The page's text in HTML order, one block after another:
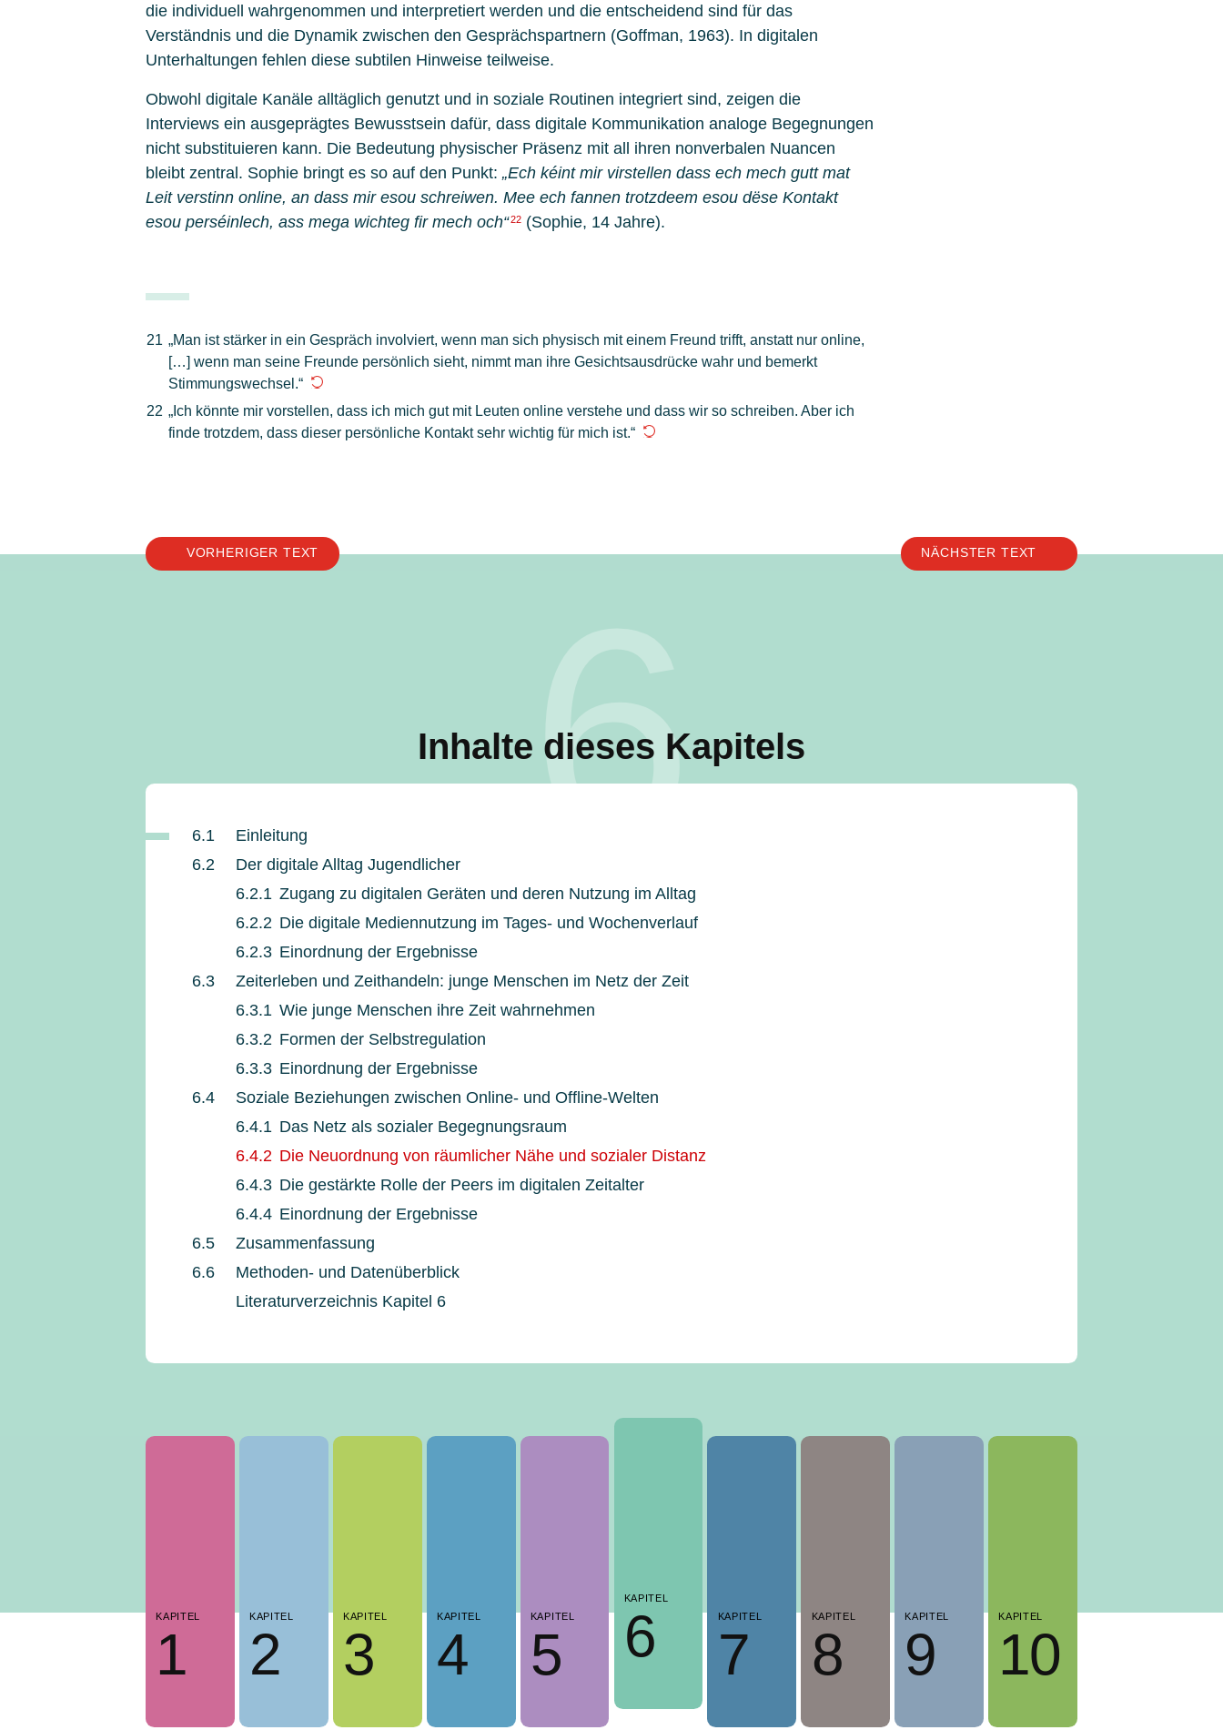
die individuell wahrgenommen und interpretiert werden und die entscheidend sind für das
Verständnis und die Dynamik zwischen den Gesprächspartnern (Goffman, 1963). In digitalen
Unterhaltungen fehlen diese subtilen Hinweise teilweise.
Obwohl digitale Kanäle alltäglich genutzt und in soziale Routinen integriert sind, zeigen die
Interviews ein ausgeprägtes Bewusstsein dafür, dass digitale Kommunikation analoge Begegnungen
nicht substituieren kann. Die Bedeutung physischer Präsenz mit all ihren nonverbalen Nuancen
bleibt zentral. Sophie bringt es so auf den Punkt: „Ech kéint mir virstellen dass ech mech gutt mat
Leit verstinn online, an dass mir esou schreiwen. Mee ech fannen trotzdeem esou dëse Kontakt
esou perséinlech, ass mega wichteg fir mech och“22(Sophie, 14 Jahre).
21 „Man ist stärker in ein Gespräch involviert, wenn man sich physisch mit einem Freund trifft, anstatt nur online,
[…] wenn man seine Freunde persönlich sieht, nimmt man ihre Gesichtsausdrücke wahr und bemerkt
Stimmungswechsel.“
22 „Ich könnte mir vorstellen, dass ich mich gut mit Leuten online verstehe und dass wir so schreiben. Aber ich
finde trotzdem, dass dieser persönliche Kontakt sehr wichtig für mich ist.“
VORHERIGER TEXT NÄCHSTER TEXT
6
Inhalte dieses Kapitels
6.1
Einleitung
6.2
Der digitale Alltag Jugendlicher
6.2.1 Zugang zu digitalen Geräten und deren Nutzung im Alltag
6.2.2 Die digitale Mediennutzung im Tages- und Wochenverlauf
6.2.3 Einordnung der Ergebnisse
6.3
Zeiterleben und Zeithandeln: junge Menschen im Netz der Zeit
6.3.1 Wie junge Menschen ihre Zeit wahrnehmen
6.3.2 Formen der Selbstregulation
6.3.3 Einordnung der Ergebnisse
6.4
Soziale Beziehungen zwischen Online- und Offline-Welten
6.4.1 Das Netz als sozialer Begegnungsraum
6.4.2 Die Neuordnung von räumlicher Nähe und sozialer Distanz
6.4.3 Die gestärkte Rolle der Peers im digitalen Zeitalter
6.4.4 Einordnung der Ergebnisse
6.5
Zusammenfassung
6.6
Methoden- und Datenüberblick
Literaturverzeichnis Kapitel 6
KAPITEL
1
KAPITEL
2
KAPITEL
3
KAPITEL
4
KAPITEL
5
KAPITEL
6 KAPITEL
7
KAPITEL
8
KAPITEL
9
KAPITEL
10